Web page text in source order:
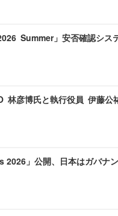
Summer」安否確認シス
林彦博氏と執行役員 伊藤
」公開、日本はガバナ